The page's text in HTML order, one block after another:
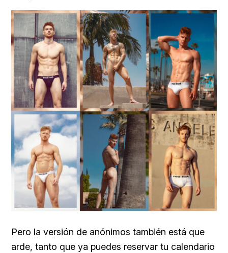
Pero la versión de anónimos también está que
arde, tanto que ya puedes reservar tu calendario